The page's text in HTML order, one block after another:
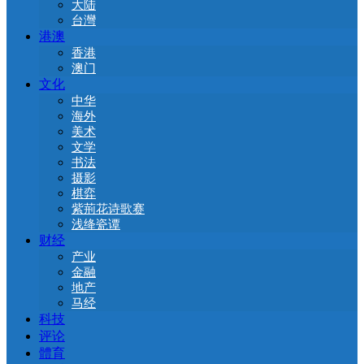
大陆
台灣
港澳
香港
澳门
文化
中华
海外
美术
文学
书法
摄影
棋弈
紫荊花诗歌赛
浅绛瓷谭
财经
产业
金融
地产
马经
科技
评论
體育